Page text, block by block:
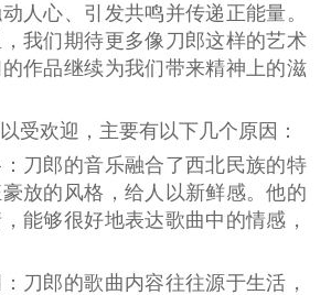
人心、引发共鸣并传递正能量。
我们期待更多像刀郎这样的艺术
作品继续为我们带来精神上的滋
受欢迎，主要有以下几个原因：
：刀郎的音乐融合了西北民族的特
放的风格，给人以新鲜感。他的
能够很好地表达歌曲中的情感，
：刀郎的歌曲内容往往源于生活，